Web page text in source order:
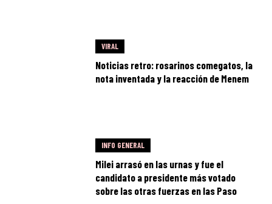
VIRAL
Noticias retro: rosarinos comegatos, la
nota inventada y la reacción de Menem
INFO GENERAL
Milei arrasó en las urnas y fue el
candidato a presidente más votado
sobre las otras fuerzas en las Paso